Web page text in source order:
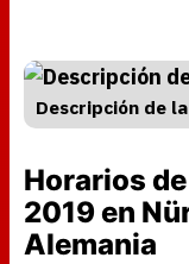
Descripción de
Horarios
2019 en
Alemania